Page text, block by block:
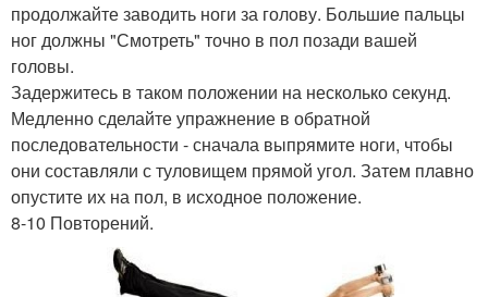
продолжайте заводить ноги за голову. Большие пальцы
ног должны "Смотреть" точно в пол позади вашей
головы.
Задержитесь в таком положении на несколько секунд.
Медленно сделайте упражнение в обратной
последовательности - сначала выпрямите ноги, чтобы
они составляли с туловищем прямой угол. Затем плавно
опустите их на пол, в исходное положение.
8-10 Повторений.